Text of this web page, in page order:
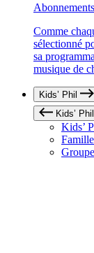
Abonnements
Comme
sélectionné
sa
musique de
Kids’ Phil
Kids’ Phil
Kids’